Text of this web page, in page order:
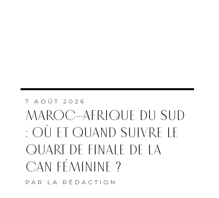
7 AOÛT 2026
MAROC–AFRIQUE DU SUD
: OÙ ET QUAND SUIVRE LE
QUART DE FINALE DE LA
CAN FÉMININE ?
PAR LA RÉDACTION